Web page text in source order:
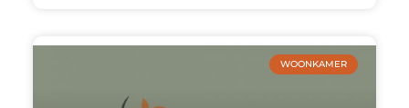
WOONKAMER